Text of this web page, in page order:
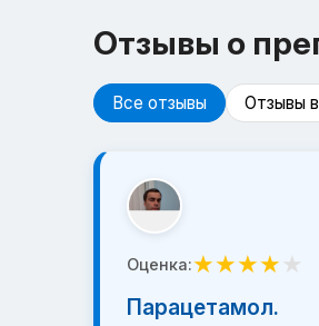
Отзывы о
Все отзывы Отзывы
Оценка:★★★★★
Парацетамол.